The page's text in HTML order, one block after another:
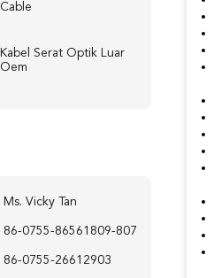
Cable
Kabel Serat Optik Luar
Oem
Ms. Vicky Tan
86-0755-86561809-807
86-0755-26612903